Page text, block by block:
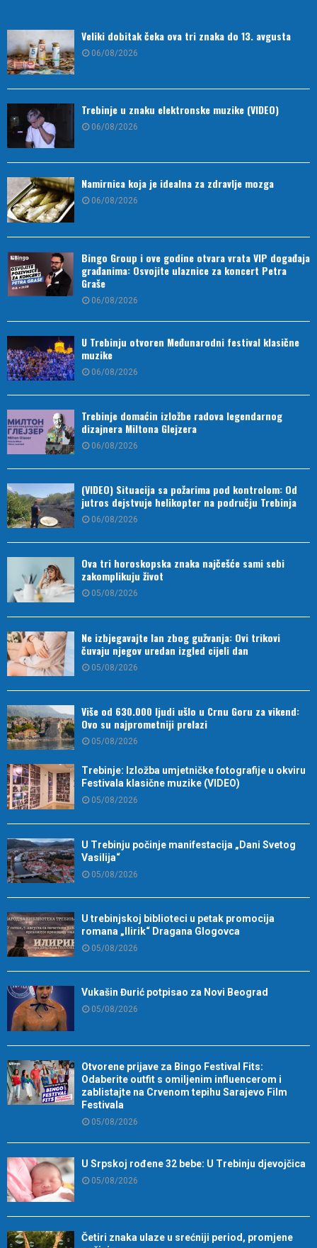
Veliki dobitak čeka ova tri znaka do 13. avgusta
06/08/2026
Trebinje u znaku elektronske muzike (VIDEO)
06/08/2026
Namirnica koja je idealna za zdravlje mozga
06/08/2026
Bingo Group i ove godine otvara vrata VIP događaja
građanima: Osvojite ulaznice za koncert Petra
Graše
06/08/2026
U Trebinju otvoren Međunarodni festival klasične
muzike
06/08/2026
Trebinje domaćin izložbe radova legendarnog
dizajnera Miltona Glejzera
06/08/2026
(VIDEO) Situacija sa požarima pod kontrolom: Od
jutros dejstvuje helikopter na području Trebinja
06/08/2026
Ova tri horoskopska znaka najčešće sami sebi
zakomplikuju život
05/08/2026
Ne izbjegavajte lan zbog gužvanja: Ovi trikovi
čuvaju njegov uredan izgled cijeli dan
05/08/2026
Više od 630.000 ljudi ušlo u Crnu Goru za vikend:
Ovo su najprometniji prelazi
05/08/2026
Trebinje: Izložba umjetničke fotografije u okviru
Festivala klasične muzike (VIDEO)
05/08/2026
U Trebinju počinje manifestacija „Dani Svetog
Vasilija“
05/08/2026
U trebinjskoj biblioteci u petak promocija
romana „Ilirik“ Dragana Glogovca
05/08/2026
Vukašin Đurić potpisao za Novi Beograd
05/08/2026
Otvorene prijave za Bingo Festival Fits:
Odaberite outfit s omiljenim influencerom i
zablistajte na Crvenom tepihu Sarajevo Film
Festivala
05/08/2026
U Srpskoj rođene 32 bebe: U Trebinju djevojčica
05/08/2026
Četiri znaka ulaze u srećniji period, promjene